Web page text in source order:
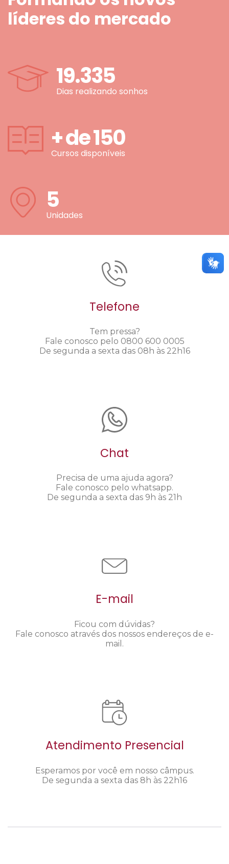
líderes do mercado
19.335
Dias realizando sonhos
+ de150
Cursos disponíveis
5
Unidades
Telefone
Tem pressa?
Fale conosco pelo 0800 600 0005
De segunda a sexta das 08h às 22h16
Chat
Precisa de uma ajuda agora?
Fale conosco pelo whatsapp.
De segunda a sexta das 9h às 21h
E-mail
Ficou com dúvidas?
Fale conosco através dos nossos endereços de e-
mail.
Atendimento Presencial
Esperamos por você em nosso câmpus.
De segunda a sexta das 8h às 22h16